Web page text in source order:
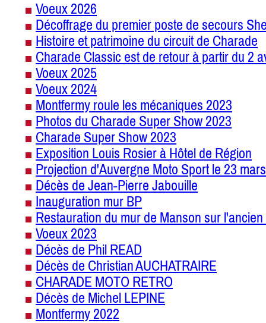
Voeux 2026
Décoffrage du premier poste de secours
Histoire et patrimoine du circuit de Charade
Charade Classic est de retour à partir du 2
Voeux 2025
Voeux 2024
Montfermy roule les mécaniques 2023
Photos du Charade Super Show 2023
Charade Super Show 2023
Exposition Louis Rosier à Hôtel de Région
Projection d'Auvergne Moto Sport le 23 mars
Décès de Jean-Pierre Jabouille
Inauguration mur BP
Restauration du mur de Manson sur
Voeux 2023
Décès de Phil READ
Décès de Christian AUCHATRAIRE
CHARADE MOTO RETRO
Décès de Michel LEPINE
Montfermy 2022